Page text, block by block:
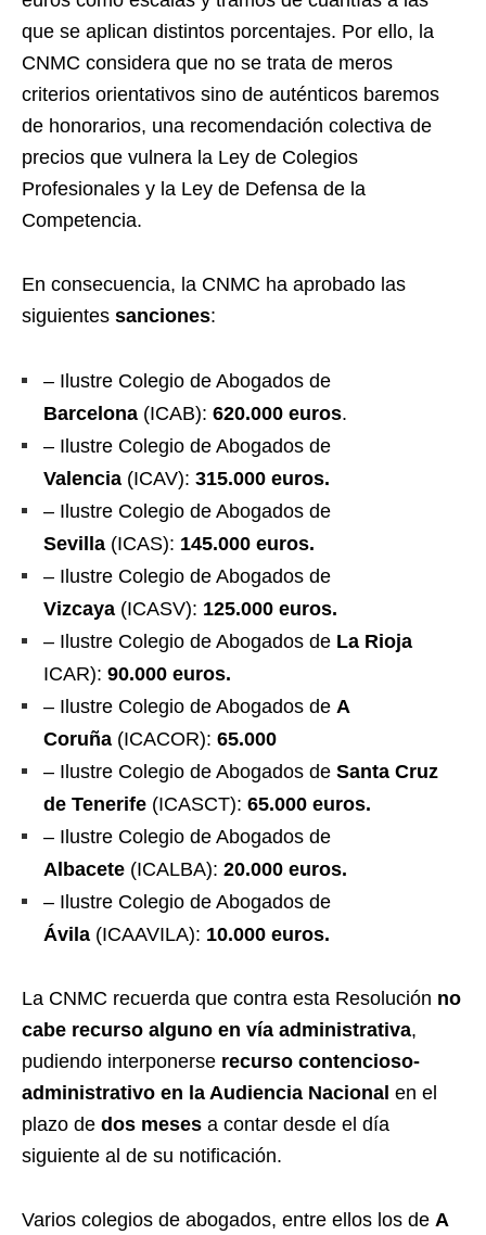
que se aplican distintos porcentajes. Por ello, la
CNMC considera que no se trata de meros
criterios orientativos sino de auténticos baremos
de honorarios, una recomendación colectiva de
precios que vulnera la Ley de Colegios
Profesionales y la Ley de Defensa de la
Competencia.
En consecuencia, la CNMC ha aprobado las
siguientes sanciones:
– Ilustre Colegio de Abogados de
Barcelona (ICAB): 620.000 euros.
– Ilustre Colegio de Abogados de
Valencia (ICAV): 315.000 euros.
– Ilustre Colegio de Abogados de
Sevilla (ICAS): 145.000 euros.
– Ilustre Colegio de Abogados de
Vizcaya (ICASV): 125.000 euros.
– Ilustre Colegio de Abogados de La Rioja
ICAR): 90.000 euros.
– Ilustre Colegio de Abogados de A
Coruña (ICACOR): 65.000
– Ilustre Colegio de Abogados de Santa Cruz
de Tenerife (ICASCT): 65.000 euros.
– Ilustre Colegio de Abogados de
Albacete (ICALBA): 20.000 euros.
– Ilustre Colegio de Abogados de
Ávila (ICAAVILA): 10.000 euros.
La CNMC recuerda que contra esta Resolución no
cabe recurso alguno en vía administrativa,
pudiendo interponerse recurso contencioso-
administrativo en la Audiencia Nacional en el
plazo de dos meses a contar desde el día
siguiente al de su notificación.
Varios colegios de abogados, entre ellos los de A